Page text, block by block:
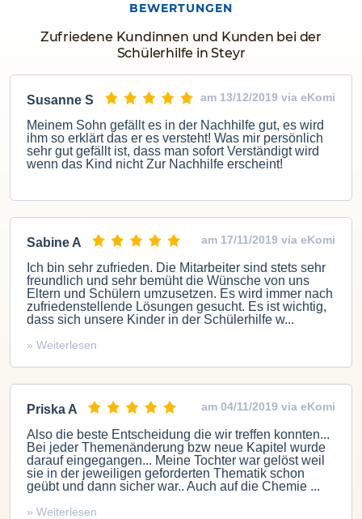
BEWERTUNGEN
Zufriedene Kundinnen und Kunden bei der
Schülerhilfe in Steyr
Susanne S am 13/12/2019 via eKomi
Meinem Sohn gefällt es in der Nachhilfe gut, es wird
ihm so erklärt das er es versteht! Was mir persönlich
sehr gut gefällt ist, dass man sofort Verständigt wird
wenn das Kind nicht Zur Nachhilfe erscheint!
Sabine A am 17/11/2019 via eKomi
Ich bin sehr zufrieden. Die Mitarbeiter sind stets sehr
freundlich und sehr bemüht die Wünsche von uns
Eltern und Schülern umzusetzen. Es wird immer nach
zufriedenstellende Lösungen gesucht. Es ist wichtig,
dass sich unsere Kinder in der Schülerhilfe w...
» Weiterlesen
Priska A am 04/11/2019 via eKomi
Also die beste Entscheidung die wir treffen konnten...
Bei jeder Themenänderung bzw neue Kapitel wurde
darauf eingegangen... Meine Tochter war gelöst weil
sie in der jeweiligen geforderten Thematik schon
geübt und dann sicher war.. Auch auf die Chemie ...
» Weiterlesen